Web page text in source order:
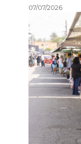
07/07/2026